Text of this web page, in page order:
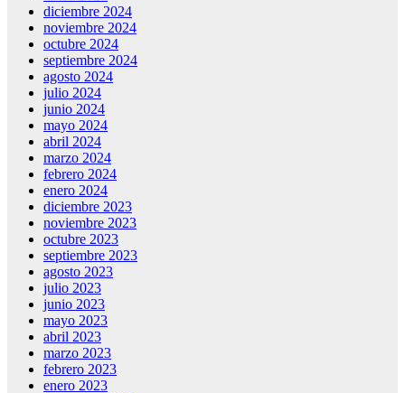
diciembre 2024
noviembre 2024
octubre 2024
septiembre 2024
agosto 2024
julio 2024
junio 2024
mayo 2024
abril 2024
marzo 2024
febrero 2024
enero 2024
diciembre 2023
noviembre 2023
octubre 2023
septiembre 2023
agosto 2023
julio 2023
junio 2023
mayo 2023
abril 2023
marzo 2023
febrero 2023
enero 2023